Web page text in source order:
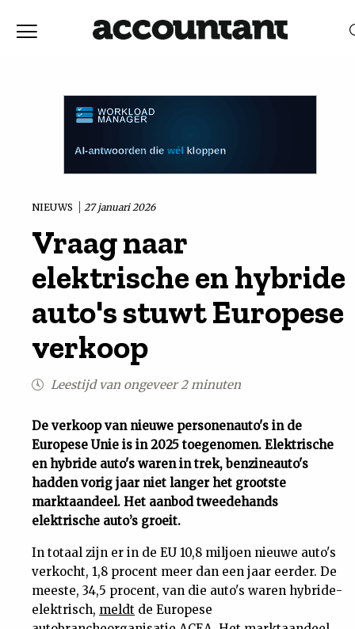
Vaktechniek
Achtergrond
Uit
Feiten
Cijfers
Tuchtrecht
Magazine
NIEUWS 27 januari 2026
Vraag naar
elektrische en hybride
auto's stuwt Europese
verkoop
Leestijd van ongeveer 2 minuten
De verkoop van nieuwe personenauto's in de
Europese Unie is in 2025 toegenomen. Elektrische
en hybride auto's waren in trek, benzineauto's
hadden vorig jaar niet langer het grootste
marktaandeel. Het aanbod tweedehands
elektrische auto’s groeit.
In totaal zijn er in de EU 10,8 miljoen nieuwe auto's
verkocht, 1,8 procent meer dan een jaar eerder. De
meeste, 34,5 procent, van die auto's waren hybride-
elektrisch, meldt de Europese